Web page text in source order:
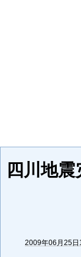
四川地
2009年06月25日